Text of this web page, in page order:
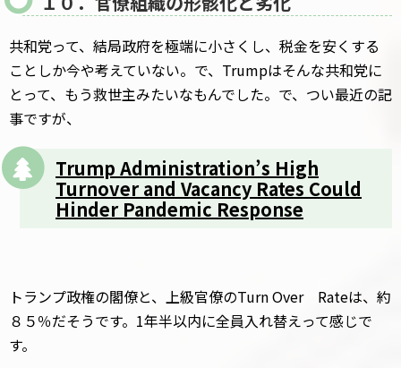
共和党って、結局政府を極端に小さくし、税金を安くする
ことしか今や考えていない。で、Trumpはそんな共和党に
とって、もう救世主みたいなもんでした。で、つい最近の記
事ですが、
Trump Administration’s High
Turnover and Vacancy Rates Could
Hinder Pandemic Response
トランプ政権の閣僚と、上級官僚のTurn Over Rateは、約
８５％だそうです。1年半以内に全員入れ替えって感じで
す。